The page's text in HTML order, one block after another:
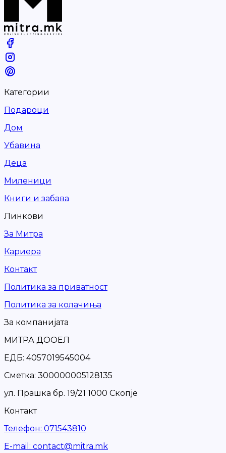
Категории
Подароци
Дом
Убавина
Деца
Миленици
Книги и забава
Линкови
За Митра
Кариера
Контакт
Политика за приватност
Политика за колачиња
За компанијата
МИТРА ДООЕЛ
ЕДБ: 4057019545004
Сметка: 300000005128135
ул. Прашка бр. 19/21 1000 Скопје
Контакт
Телефон: 071543810
Е-mail : contact@mitra.mk